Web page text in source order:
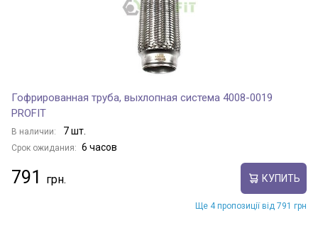
Гофрированная труба, выхлопная система 4008-0019
PROFIT
В наличии: 7 шт.
Срок ожидания: 6 часов
791 КУПИТЬ
Ще 4 пропозиції від 791 грн